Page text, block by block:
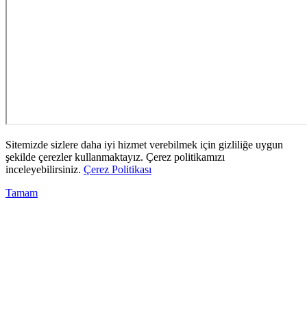
Sitemizde sizlere daha iyi hizmet verebilmek için gizliliğe uygun
şekilde çerezler kullanmaktayız. Çerez politikamızı
inceleyebilirsiniz. Çerez Politikası
Tamam